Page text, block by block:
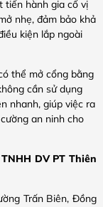
tiến hành gia cố vị
nhẹ, đảm bảo khả
kiện lắp ngoài
thể mở cổng bằng
cần sử dụng
nhanh, giúp việc ra
an ninh cho
DV PT Thiên
Trấn Biên, Đồng